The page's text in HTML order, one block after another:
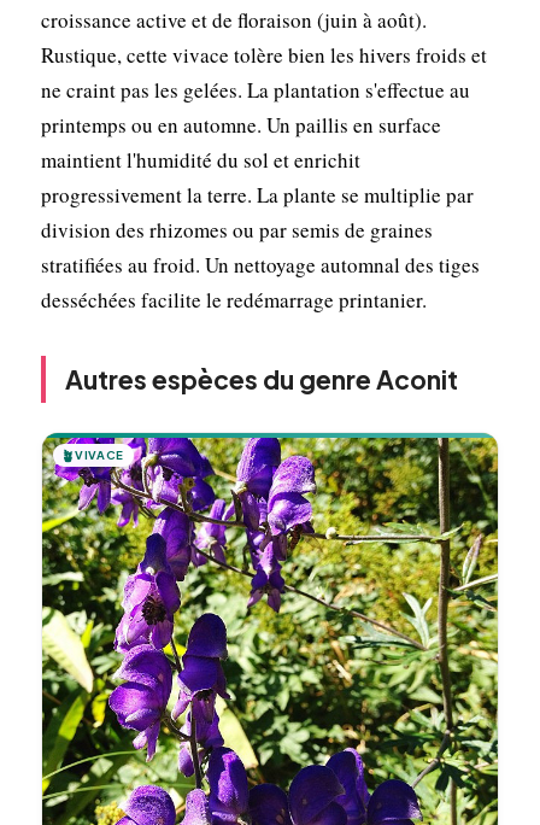
croissance active et de floraison (juin à août).
Rustique, cette vivace tolère bien les hivers froids et
ne craint pas les gelées. La plantation s'effectue au
printemps ou en automne. Un paillis en surface
maintient l'humidité du sol et enrichit
progressivement la terre. La plante se multiplie par
division des rhizomes ou par semis de graines
stratifiées au froid. Un nettoyage automnal des tiges
desséchées facilite le redémarrage printanier.
Autres espèces du genre Aconit
🪴VIVACE